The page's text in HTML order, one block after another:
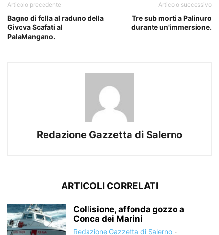
Articolo precedente
Bagno di folla al raduno della
Givova Scafati al
PalaMangano.
Articolo successivo
Tre sub morti a Palinuro
durante un'immersione.
Redazione Gazzetta di Salerno
ARTICOLI CORRELATI
Collisione, affonda gozzo a
Conca dei Marini
Redazione Gazzetta di Salerno -